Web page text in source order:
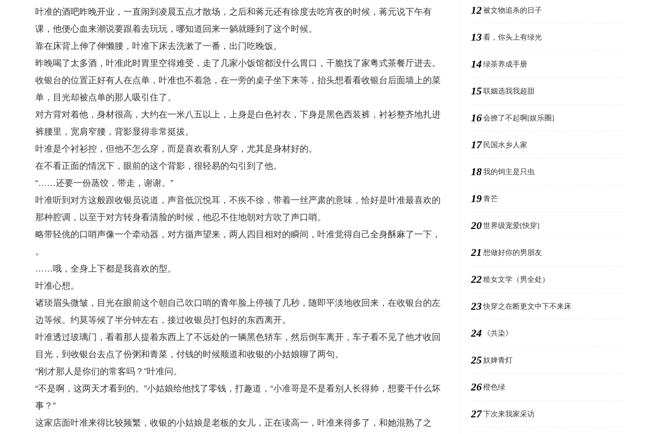
叶准的酒吧昨晚开业，一直闹到凌晨五点才散场，之后和蒋元还有徐度去吃宵夜的时候，蒋元说下午有
课，他便心血来潮说要跟着去玩玩，哪知道回来一躺就睡到了这个时候。
靠在床背上伸了伸懒腰，叶准下床去洗漱了一番，出门吃晚饭。
昨晚喝了太多酒，叶准此时胃里空得难受，走了几家小饭馆都没什么胃口，干脆找了家粤式茶餐厅进去。
收银台的位置正好有人在点单，叶准也不着急，在一旁的桌子坐下来等，抬头想看看收银台后面墙上的菜
单，目光却被点单的那人吸引住了。
对方背对着他，身材很高，大约在一米八五以上，上身是白色衬衣，下身是黑色西装裤，衬衫整齐地扎进
裤腰里，宽肩窄腰，背影显得非常挺拔。
叶准是个衬衫控，但他不怎么穿，而是喜欢看别人穿，尤其是身材好的。
在不看正面的情况下，眼前的这个背影，很轻易的勾引到了他。
“……还要一份蒸饺，带走，谢谢。”
叶准听到对方这般跟收银员说道，声音低沉悦耳，不疾不徐，带着一丝严肃的意味，恰好是叶准最喜欢的
那种腔调，以至于对方转身看清脸的时候，他忍不住地朝对方吹了声口哨。
略带轻佻的口哨声像一个牵动器，对方循声望来，两人四目相对的瞬间，叶准觉得自己全身酥麻了一下，
。
……哦，全身上下都是我喜欢的型。
叶准心想。
诸琰眉头微皱，目光在眼前这个朝自己吹口哨的青年脸上停顿了几秒，随即平淡地收回来，在收银台的左
边等候。约莫等候了半分钟左右，接过收银员打包好的东西离开。
叶准透过玻璃门，看着那人提着东西上了不远处的一辆黑色轿车，然后倒车离开，车子看不见了他才收回
目光，到收银台去点了份粥和青菜，付钱的时候顺道和收银的小姑娘聊了两句。
“刚才那人是你们的常客吗？”叶准问。
“不是啊，这两天才看到的。”小姑娘给他找了零钱，打趣道，“小准哥是不是看别人长得帅，想要干什么坏
事？”
这家店面叶准来得比较频繁，收银的小姑娘是老板的女儿，正在读高一，叶准来得多了，和她混熟了之
12被文物追杀的日子
13看，你头上有绿光
14绿茶养成手册
15联姻选我我超甜
16会撩了不起啊[娱乐圈]
17 民国水乡人家
18我的饲主是只虫
19青芒
20世界级宠爱[快穿]
21 想做好你的男朋友
22糙女文学（男全处）
23快穿之在断更文中下不来床
24 《共染》
25奴婢青灯
26橙色绿
27下次来我家采访